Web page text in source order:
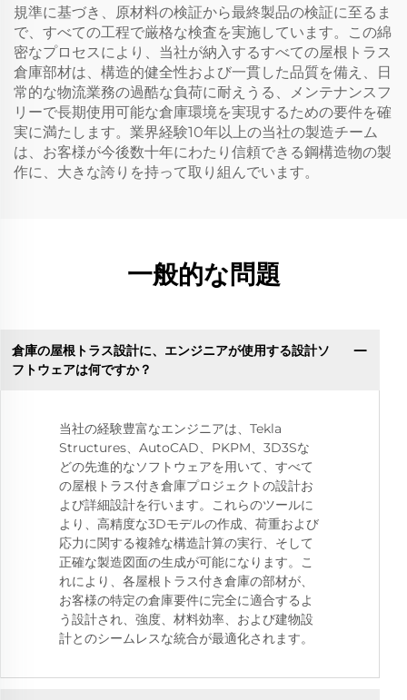
規準に基づき、原材料の検証から最終製品の検証に至るま
で、すべての工程で厳格な検査を実施しています。この綿
密なプロセスにより、当社が納入するすべての屋根トラス
倉庫部材は、構造的健全性および一貫した品質を備え、日
常的な物流業務の過酷な負荷に耐えうる、メンテナンスフ
リーで長期使用可能な倉庫環境を実現するための要件を確
実に満たします。業界経験10年以上の当社の製造チーム
は、お客様が今後数十年にわたり信頼できる鋼構造物の製
作に、大きな誇りを持って取り組んでいます。
一般的な問題
倉庫の屋根トラス設計に、エンジニアが使用する設計ソ
フトウェアは何ですか？
当社の経験豊富なエンジニアは、Tekla
Structures、AutoCAD、PKPM、3D3Sな
どの先進的なソフトウェアを用いて、すべて
の屋根トラス付き倉庫プロジェクトの設計お
よび詳細設計を行います。これらのツールに
より、高精度な3Dモデルの作成、荷重および
応力に関する複雑な構造計算の実行、そして
正確な製造図面の生成が可能になります。こ
れにより、各屋根トラス付き倉庫の部材が、
お客様の特定の倉庫要件に完全に適合するよ
う設計され、強度、材料効率、および建物設
計とのシームレスな統合が最適化されます。